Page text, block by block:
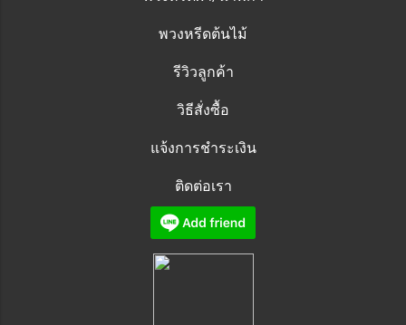
พวงหรีดต้นไม้
รีวิวลูกค้า
วิธีสั่งซื้อ
แจ้งการชำระเงิน
ติดต่อเรา